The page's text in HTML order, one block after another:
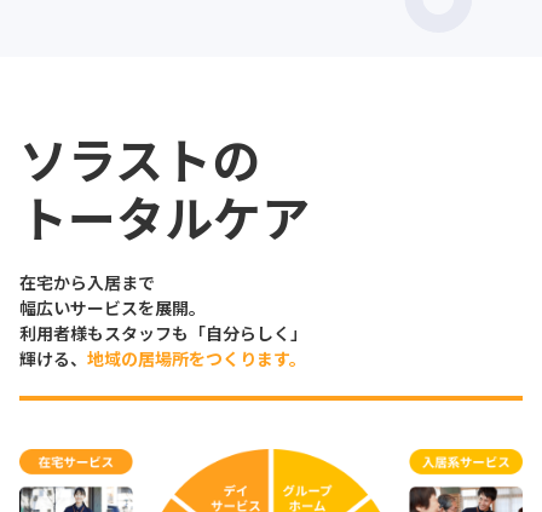
ソラストの
トータルケア
在宅から入居まで
幅広いサービスを展開。
利用者様もスタッフも「自分らしく」
輝ける、 地域の居場所をつくります。